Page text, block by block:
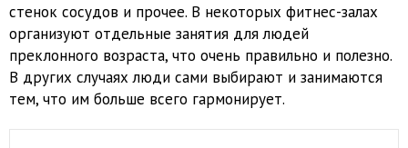
стенок сосудов и прочее. В некоторых фитнес-залах
организуют отдельные занятия для людей
преклонного возраста, что очень правильно и полезно.
В других случаях люди сами выбирают и занимаются
тем, что им больше всего гармонирует.